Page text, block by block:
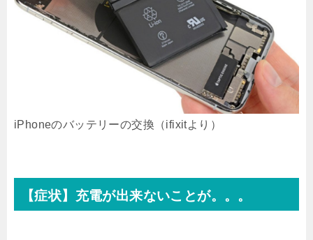
iPhoneのバッテリーの交換（ifixitより）
【症状】充電が出来ないことが。。。